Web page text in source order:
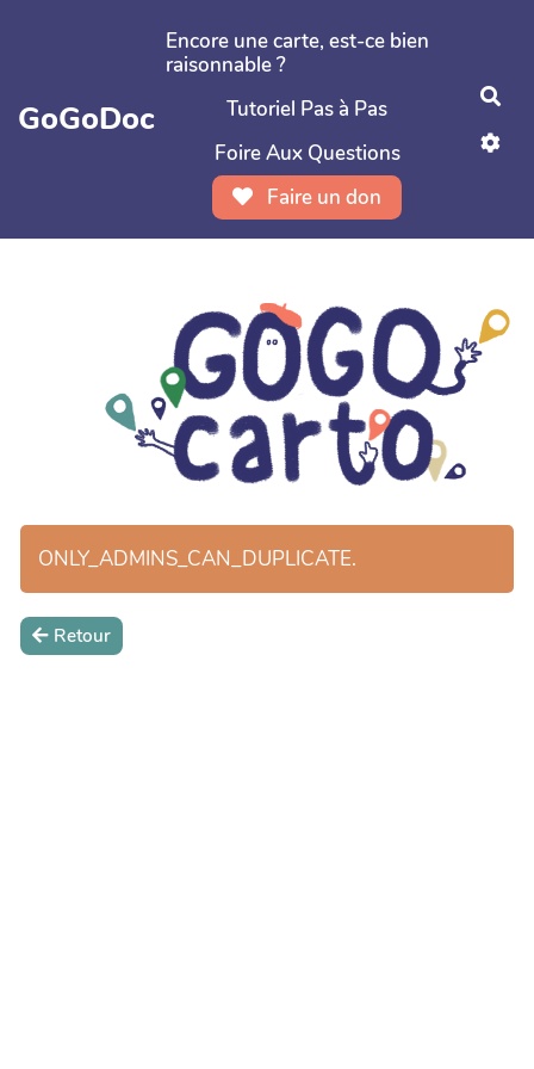
Aller au contenu principal
GoGoDoc
Encore une carte, est-ce bien
raisonnable ?
Tutoriel Pas à Pas
Foire Aux Questions
Faire un don
ONLY_ADMINS_CAN_DUPLICATE.
Retour